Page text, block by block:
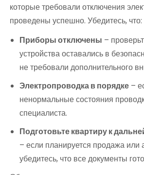
которые требовали отключения
проведены успешно. Убедитесь, что:
Приборы отключены –
устройства оставались в
не требовали дополнительного
Электропроводка в порядке –
ненормальные состояния
специалиста.
Подготовьте квартиру к
– если планируется продажа или
убедитесь, что все документы